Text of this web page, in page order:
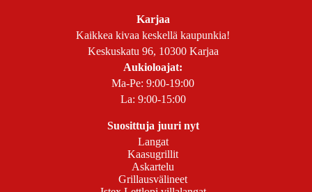
Karjaa
Kaikkea kivaa keskellä kaupunkia!
Keskuskatu 96, 10300 Karjaa
Aukioloajat:
Ma-Pe: 9:00-19:00
La: 9:00-15:00
Suosittuja juuri nyt
Langat
Kaasugrillit
Askartelu
Grillausvälineet